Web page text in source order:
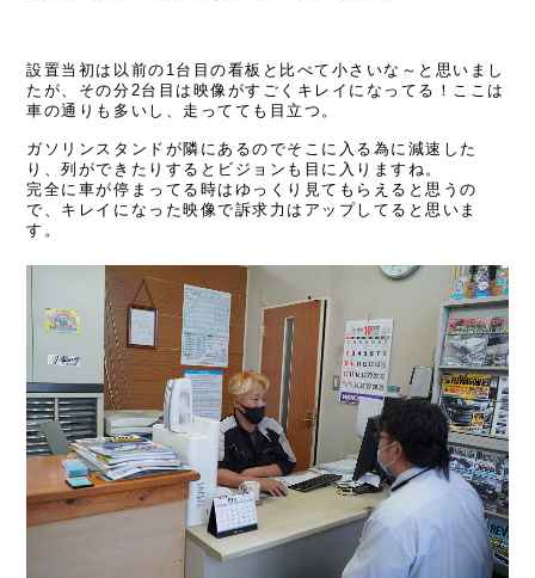
設置当初は以前の1台目の看板と比べて小さいな～と思いまし
たが、その分2台目は映像がすごくキレイになってる！ここは
車の通りも多いし、走ってても目立つ。
ガソリンスタンドが隣にあるのでそこに入る為に減速した
り、列ができたりするとビジョンも目に入りますね。
完全に車が停まってる時はゆっくり見てもらえると思うの
で、キレイになった映像で訴求力はアップしてると思いま
す。